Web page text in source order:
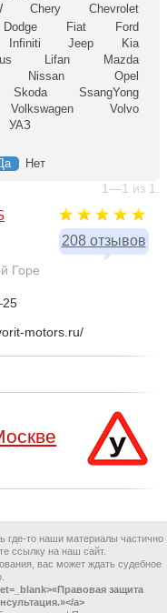
Chery
Chevrolet
Dodge Fiat
Ford
Infiniti Jeep
Kia
Lifan
Mazda
Nissan
Opel
Skoda
SsangYong
Volkswagen
Volvo
УАЗ
Нет
1—1 из 1.
208 отзывов
Горе
motors.ru/
где-то наши материалы частично
ссылку на наш сайт.
вас может ждать судебное
защита
a>